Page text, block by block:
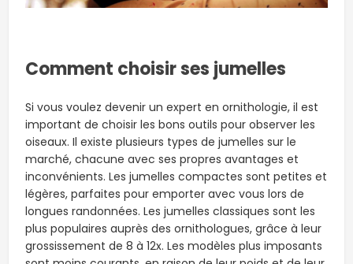
Comment choisir ses jumelles
Si vous voulez devenir un expert en ornithologie, il est
important de choisir les bons outils pour observer les
oiseaux. Il existe plusieurs types de jumelles sur le
marché, chacune avec ses propres avantages et
inconvénients. Les jumelles compactes sont petites et
légères, parfaites pour emporter avec vous lors de
longues randonnées. Les jumelles classiques sont les
plus populaires auprès des ornithologues, grâce à leur
grossissement de 8 à 12x. Les modèles plus imposants